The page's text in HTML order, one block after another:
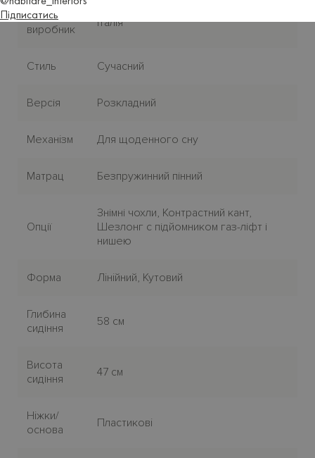
Підписатись
Країна-
виробник
Італія
Стиль Сучасний
Версія Розкладний
Механiзм Для щоденного сну
Матрац Безпружинний пінний
Опції
Знімні чохли, Контрастний кант,
Шезлонг с підйомником газ-ліфт і
нишею
Форма Лiнiйний, Кутовий
Глибина
сидіння
58 см
Висота
сидіння
47 см
Нiжки/
основа
Пластиковi